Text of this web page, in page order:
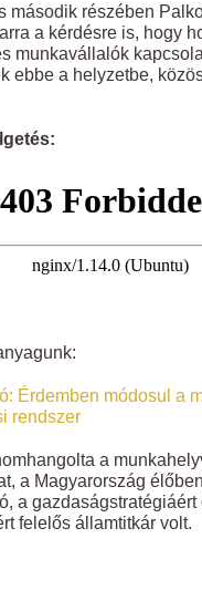
második részében
a kérdésre is, hogy
munkavállalók
ebbe a helyzetbe,
Érdemben módosul a
rendszer
a
a Magyarország
a gazdaságstratégiáért
felelős államtitkár volt.